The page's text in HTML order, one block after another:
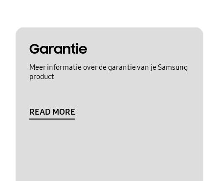
Garantie
Meer informatie over de garantie van je Samsung
product
READ MORE